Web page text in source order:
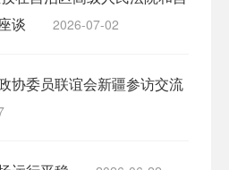
谈
2026-07-02
协委员联谊会新疆参访交流